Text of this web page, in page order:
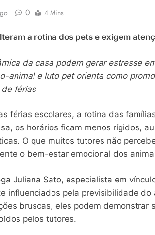
0 4 Mins
a rotina dos pets e exigem
da casa podem gerar estresse
animal e luto pet orienta como
férias
férias escolares, a rotina das
os horários ficam menos rígidos,
O que muitos tutores não
o bem-estar emocional dos
Juliana Sato, especialista em
influenciados pela previsibilidade
bruscas, eles podem demonstrar
pelos tutores.